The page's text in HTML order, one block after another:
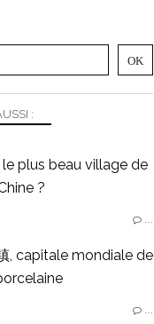
:
plus beau village de
?
, capitale mondiale de